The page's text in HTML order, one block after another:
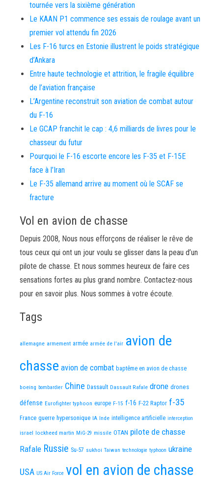
tournée vers la sixième génération
Le KAAN P1 commence ses essais de roulage avant un
premier vol attendu fin 2026
Les F-16 turcs en Estonie illustrent le poids stratégique
d’Ankara
Entre haute technologie et attrition, le fragile équilibre
de l’aviation française
L’Argentine reconstruit son aviation de combat autour
du F-16
Le GCAP franchit le cap : 4,6 milliards de livres pour le
chasseur du futur
Pourquoi le F-16 escorte encore les F-35 et F-15E
face à l’Iran
Le F-35 allemand arrive au moment où le SCAF se
fracture
Vol en avion de chasse
Depuis 2008, Nous nous efforçons de réaliser le rêve de
tous ceux qui ont un jour voulu se glisser dans la peau d’un
pilote de chasse. Et nous sommes heureux de faire ces
sensations fortes au plus grand nombre. Contactez-nous
pour en savoir plus. Nous sommes à votre écoute.
Tags
allemagne armement armée armée de l'air avion de
chasse avion de combat baptême en avion de chasse
boeing bombardier Chine Dassault Dassault Rafale drone drones
défense Eurofighter typhoon europe F-15 f-16 F-22 Raptor f-35
France guerre hypersonique IA Inde intelligence artificielle interception
israel lockheed martin MiG-29 missile OTAN pilote de chasse
Rafale Russie Su-57 sukhoi Taiwan technologie typhoon ukraine
USA US Air Force vol en avion de chasse